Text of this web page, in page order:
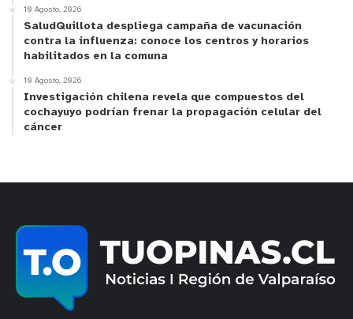
10 Agosto, 2026
SaludQuillota despliega campaña de vacunación
contra la influenza: conoce los centros y horarios
habilitados en la comuna
10 Agosto, 2026
Investigación chilena revela que compuestos del
cochayuyo podrían frenar la propagación celular del
cáncer